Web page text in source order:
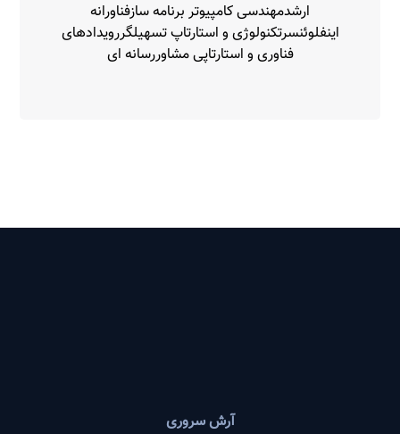
ارشدمهندسی کامپیوتر برنامه سازفناورانه
اینفلوئنسرتکنولوژی و استارتاپ تسهیلگررویدادهای
فناوری و استارتاپی مشاوررسانه ای
آرش سروری